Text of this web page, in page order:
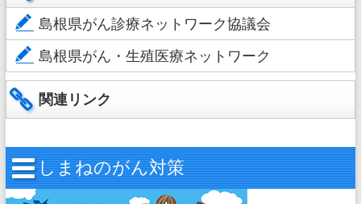
島根県がん診療ネットワーク協議会
島根県がん・生殖医療ネットワーク
関連リンク
しまねのがん対策